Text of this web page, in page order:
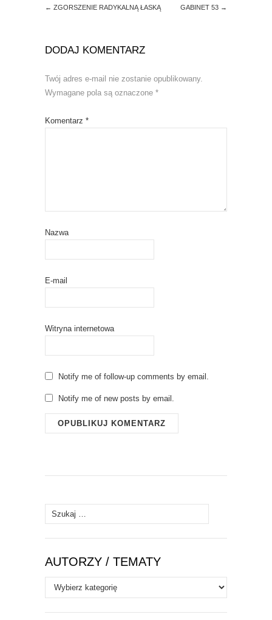
← ZGORSZENIE RADYKALNĄ ŁASKĄ GABINET 53 →
DODAJ KOMENTARZ
Twój adres e-mail nie zostanie opublikowany.
Wymagane pola są oznaczone *
Komentarz *
Nazwa
E-mail
Witryna internetowa
Notify me of follow-up comments by email.
Notify me of new posts by email.
Szukaj:
AUTORZY / TEMATY
Autorzy
/
Tematy